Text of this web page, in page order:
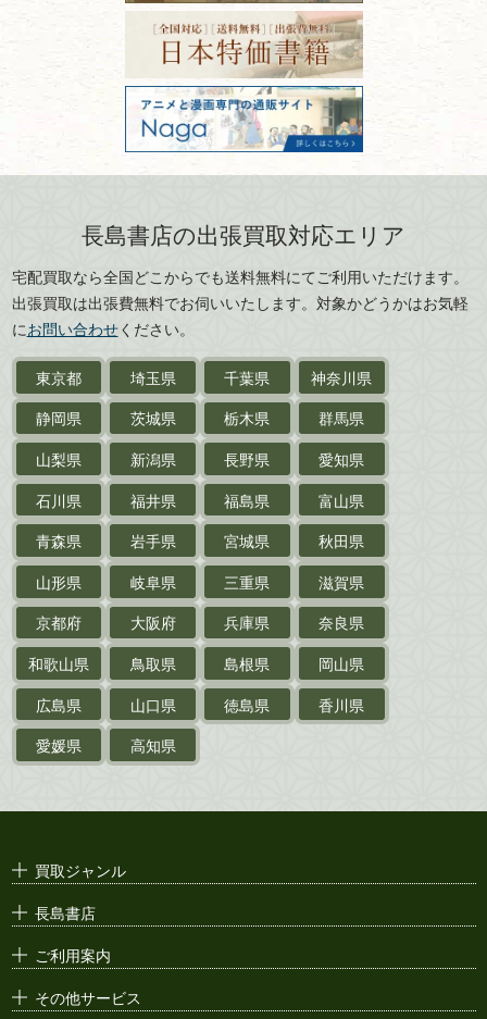
書道具
美術書・アート本・
デザイン本
カメラ・撮影術
版画・リトグラフ・
刀剣・鎧・甲冑
武道書・武術書
近代文学・
サイン色紙
作家草稿・原稿・肉筆物
探偵小説・推理小説
乗物
鉄道・
電車・バス
戦前・戦中の紙物・資料
絵葉書
支那・満洲・朝鮮・
台湾関係古資料
ポスター・チラシ・
価値ある古書を売るポイント
と注意点
宮城県
秋田県
山形県
岐阜県
三重県
滋賀県
京都府
大阪府
兵庫県
奈良県
島根県
岡山県
徳島県
香川県
愛媛県
フリーダイヤル：0120-414-548
電話：03-3512-8115
FAX：03-3512-8116
古物商許可：東京都公安委員会 第
301028901712号
古物商名称：有限会社長島書店
長島書店の出張買取対応エリア
宅配買取なら全国どこからでも送料無料にてご利用いただけます。
出張買取は出張費無料でお伺いいたします。対象かどうかはお気軽
にお問い合わせください。
東京都 埼玉県 千葉県
神奈川県
静岡県
茨城県 栃木県
群馬県
山梨県
新潟県 長野県
愛知県
石川県
福井県 福島県
富山県
青森県
岩手県 宮城県
秋田県
山形県
岐阜県 三重県
滋賀県
京都府
大阪府 兵庫県
奈良県
和歌山県
鳥取県 島根県
岡山県
広島県
山口県 徳島県
香川県
愛媛県
高知県
買取ジャンル
長島書店
ご利用案内
その他サービス